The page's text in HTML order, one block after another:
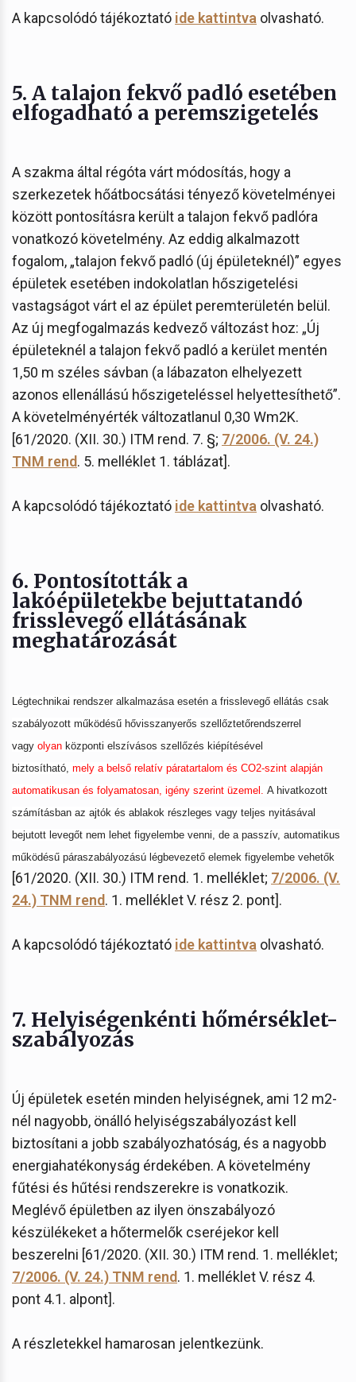
A kapcsolódó tájékoztató ide kattintva olvasható.
5. A talajon fekvő padló esetében
elfogadható a peremszigetelés
A szakma által régóta várt módosítás, hogy a
szerkezetek hőátbocsátási tényező követelményei
között pontosításra került a talajon fekvő padlóra
vonatkozó követelmény. Az eddig alkalmazott
fogalom, „talajon fekvő padló (új épületeknél)” egyes
épületek esetében indokolatlan hőszigetelési
vastagságot várt el az épület peremterületén belül.
Az új megfogalmazás kedvező változást hoz: „Új
épületeknél a talajon fekvő padló a kerület mentén
1,50 m széles sávban (a lábazaton elhelyezett
azonos ellenállású hőszigeteléssel helyettesíthető”.
A követelményérték változatlanul 0,30 Wm2K.
[61/2020. (XII. 30.) ITM rend. 7. §; 7/2006. (V. 24.)
TNM rend. 5. melléklet 1. táblázat].
A kapcsolódó tájékoztató ide kattintva olvasható.
6. Pontosították a
lakóépületekbe bejuttatandó
frisslevegő ellátásának
meghatározását
Légtechnikai rendszer alkalmazása esetén a frisslevegő ellátás csak
szabályozott működésű hővisszanyerős szellőztetőrendszerrel
vagy olyan központi elszívásos szellőzés kiépítésével
biztosítható, mely a belső relatív páratartalom és CO2-szint alapján
automatikusan és folyamatosan, igény szerint üzemel. A hivatkozott
számításban az ajtók és ablakok részleges vagy teljes nyitásával
bejutott levegőt nem lehet figyelembe venni, de a passzív, automatikus
működésű páraszabályozású légbevezető elemek figyelembe vehetők
[61/2020. (XII. 30.) ITM rend. 1. melléklet; 7/2006. (V.
24.) TNM rend. 1. melléklet V. rész 2. pont].
A kapcsolódó tájékoztató ide kattintva olvasható.
7. Helyiségenkénti hőmérséklet-
szabályozás
Új épületek esetén minden helyiségnek, ami 12 m2-
nél nagyobb, önálló helyiségszabályozást kell
biztosítani a jobb szabályozhatóság, és a nagyobb
energiahatékonyság érdekében. A követelmény
fűtési és hűtési rendszerekre is vonatkozik.
Meglévő épületben az ilyen önszabályozó
készülékeket a hőtermelők cseréjekor kell
beszerelni [61/2020. (XII. 30.) ITM rend. 1. melléklet;
7/2006. (V. 24.) TNM rend. 1. melléklet V. rész 4.
pont 4.1. alpont].
A részletekkel hamarosan jelentkezünk.